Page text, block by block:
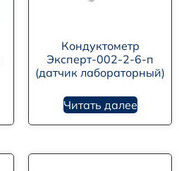
Кондуктометр
Эксперт-002-2-6-п
(датчик лабораторный)
Читать далее